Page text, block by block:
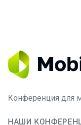
Конференция для
НАШИ